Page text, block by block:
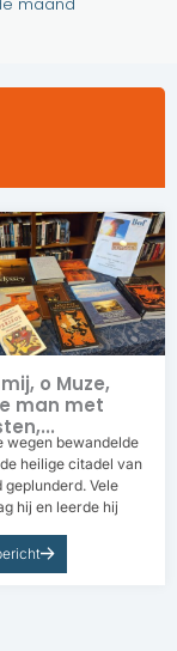
o Muze,
man met
wegen bewandelde
heilige citadel van
geplunderd. Vele
hij en leerde hij